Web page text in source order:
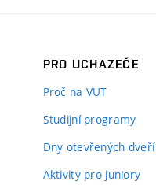
PRO UCHAZEČE
Proč na VUT
Studijní programy
Dny otevřených dveří
Aktivity pro juniory